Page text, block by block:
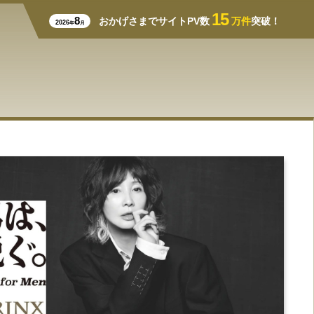
2026年8月 おかげさまでサイトPV数 15 万件突破！